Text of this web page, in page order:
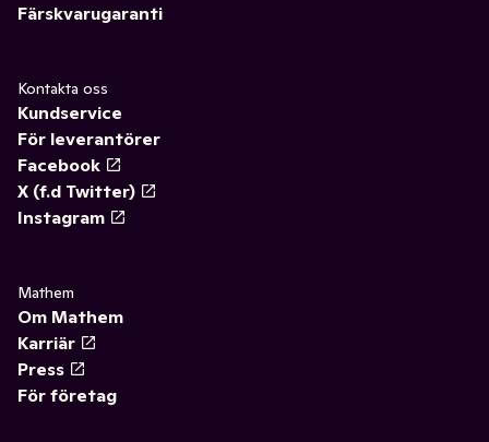
Färskvarugaranti
Kontakta oss
Kundservice
För leverantörer
Facebook
X (f.d Twitter)
Instagram
Mathem
Om Mathem
Karriär
Press
För företag